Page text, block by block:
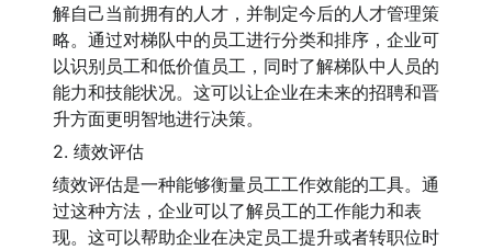
解自己当前拥有的人才，并制定今后的人才管理策
略。通过对梯队中的员工进行分类和排序，企业可
以识别员工和低价值员工，同时了解梯队中人员的
能力和技能状况。这可以让企业在未来的招聘和晋
升方面更明智地进行决策。
2. 绩效评估
绩效评估是一种能够衡量员工工作效能的工具。通
过这种方法，企业可以了解员工的工作能力和表
现。这可以帮助企业在决定员工提升或者转职位时